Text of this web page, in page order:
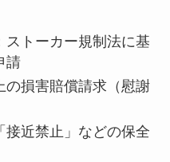
ストーカー規制法に基
請
の損害賠償請求（慰謝
接近禁止」などの保全